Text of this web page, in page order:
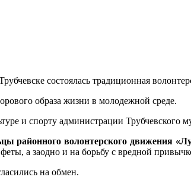
состоялась традиционная
образа жизни в молодежной среде.
и спорту администрации Трубчевского
районного волонтерского движения
а заодно и на борьбу с вредной
на обмен.